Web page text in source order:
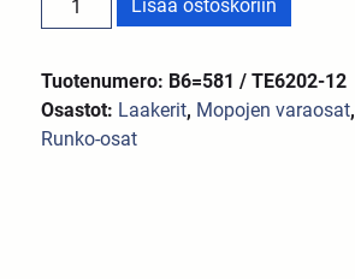
Lisää ostoskoriin
Tuotenumero: B6=581 / TE6202-12
Osastot: Laakerit, Mopojen varaosat,
Runko-osat